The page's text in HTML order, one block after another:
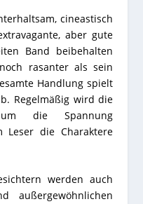
cineastisch
aber gute
Band beibehalten
rasanter als sein
Handlung spielt
Regelmäßig wird die
um die Spannung
Leser die Charaktere
werden auch
außergewöhnlichen